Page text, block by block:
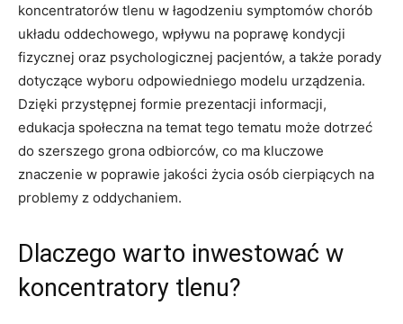
koncentratorów tlenu w‌ łagodzeniu symptomów chorób⁣
układu oddechowego, wpływu na poprawę kondycji
fizycznej oraz ⁤psychologicznej pacjentów, a⁤ także ‍porady
dotyczące wyboru odpowiedniego modelu urządzenia.
Dzięki przystępnej formie prezentacji ⁢informacji,
edukacja społeczna na temat tego tematu ⁣może dotrzeć
do szerszego grona odbiorców, co ma kluczowe
znaczenie w poprawie jakości życia⁢ osób cierpiących na
problemy z oddychaniem.
Dlaczego warto inwestować w
koncentratory tlenu?